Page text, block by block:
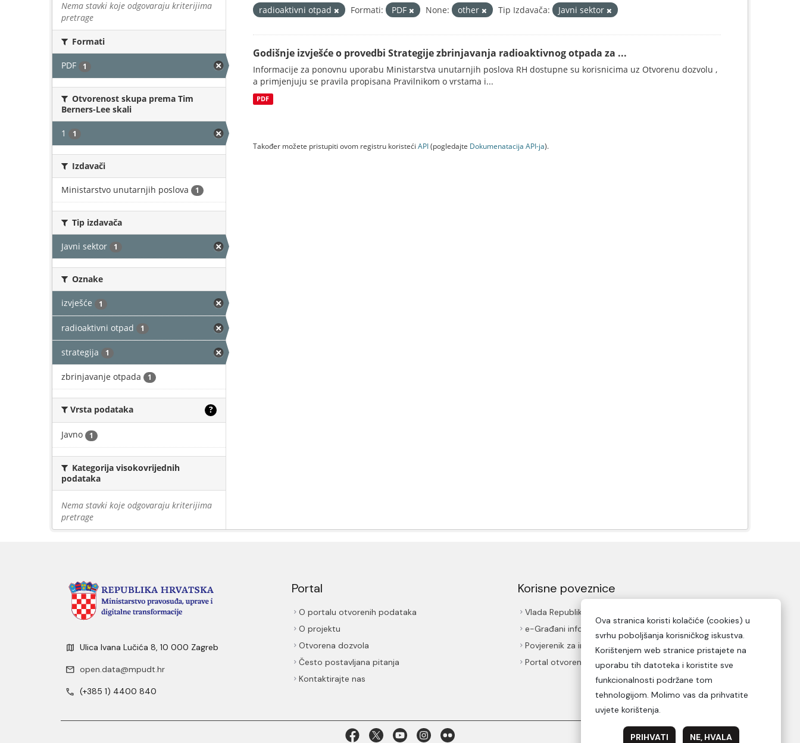
Nema stavki koje odgovaraju kriterijima
pretrage
Formati
PDF 1
Otvorenost skupa prema Tim
Berners-Lee skali
1 1
Izdavači
Ministarstvo unutarnjih poslova 1
Tip izdavača
Javni sektor 1
Oznake
izvješće 1
radioaktivni otpad 1
strategija 1
zbrinjavanje otpada 1
Vrsta podataka ?
Javno 1
Kategorija visokovrijednih
podataka
Nema stavki koje odgovaraju kriterijima
pretrage
radioaktivni otpad
Formati: PDF None: other Tip Izdavača: Javni sektor
Godišnje izvješće o provedbi Strategije zbrinjavanja radioaktivnog otpada za ...
Informacije za ponovnu uporabu Ministarstva unutarnjih poslova RH dostupne su korisnicima uz Otvorenu dozvolu ,
a primjenjuju se pravila propisana Pravilnikom o vrstama i...
PDF
Također možete pristupiti ovom registru koristeći API(pogledajte Dokumenаtаcijа API-jа).